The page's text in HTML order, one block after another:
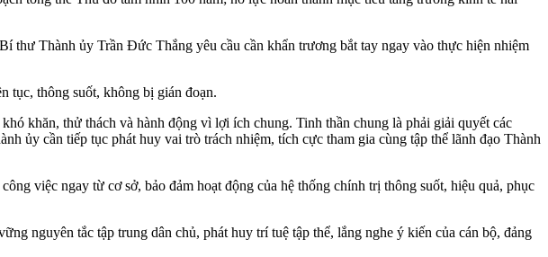
thư Thành ủy Trần Đức Thắng yêu cầu cần khẩn trương bắt tay ngay vào thực hiện nhiệm
tục, thông suốt, không bị gián đoạn.
khăn, thử thách và hành động vì lợi ích chung. Tinh thần chung là phải giải quyết các
ủy cần tiếp tục phát huy vai trò trách nhiệm, tích cực tham gia cùng tập thể lãnh đạo Thành
việc ngay từ cơ sở, bảo đảm hoạt động của hệ thống chính trị thông suốt, hiệu quả, phục
nguyên tắc tập trung dân chủ, phát huy trí tuệ tập thể, lắng nghe ý kiến của cán bộ, đảng